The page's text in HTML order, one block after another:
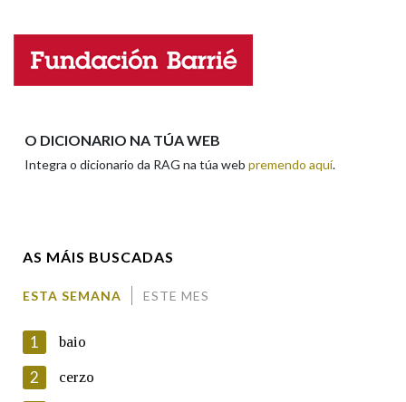
LIMPAR
Nome
O DICIONARIO NA TÚA WEB
Integra o dicionario da RAG na túa web premendo aquí.
AS MÁIS BUSCADAS
ESTA SEMANA ESTE MES
1 baio
2 cerzo